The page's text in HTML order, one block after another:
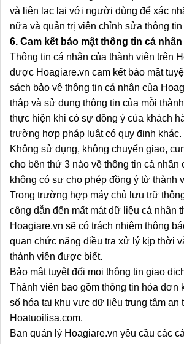
và liên lạc lại với người dùng để xác
nữa và quản trị viên chỉnh sửa thông
6. Cam kết bảo mật thông tin cá
Thông tin cá nhân của thành viên trên
được Hoagiare.vn cam kết bảo mật
sách bảo vệ thông tin cá nhân của
thập và sử dụng thông tin của mỗi
thực hiện khi có sự đồng ý của khách
trường hợp pháp luật có quy định khác.
Không sử dụng, không chuyển giao,
cho bên thứ 3 nào về thông tin cá nhân
không có sự cho phép đồng ý từ thành
Trong trường hợp máy chủ lưu trữ
công dẫn đến mất mát dữ liệu cá nhân
Hoagiare.vn sẽ có trách nhiệm thông
quan chức năng điều tra xử lý kịp thời
thành viên được biết.
Bảo mật tuyệt đối mọi thông tin giao
Thành viên bao gồm thông tin hóa đơn
số hóa tại khu vực dữ liệu trung tâm an
Hoatuoilisa.com.
Ban quản lý Hoagiare.vn yêu cầu các